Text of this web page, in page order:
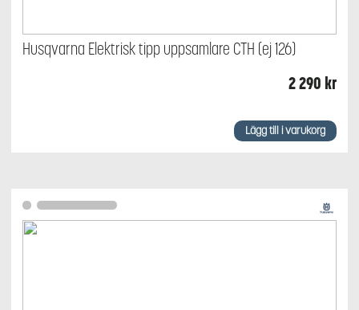
Husqvarna Elektrisk tipp uppsamlare CTH (ej 126)
2 290 kr
Lägg till i varukorg